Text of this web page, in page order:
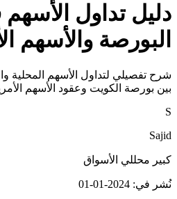
دليل تداول
البورصة والأسهم
شرح تفصيلي لتداول الأسهم المحلية
بين بورصة الكويت وعقود الأسهم
S
Sajid
كبير محللي الأسواق
نُشر في: 2024-01-01